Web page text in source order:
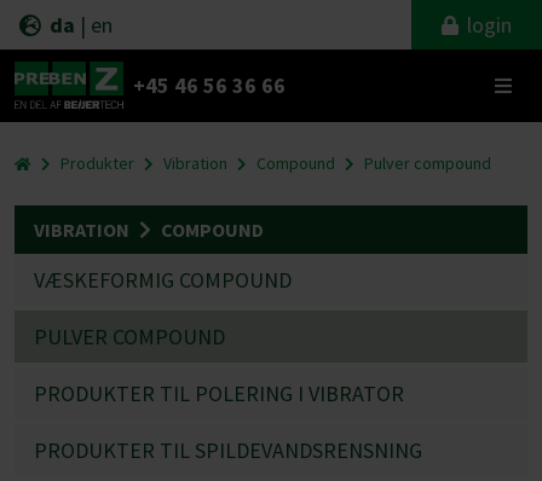
da | en login
+45 46 56 36 66
Produkter Vibration Compound Pulver compound
VIBRATION COMPOUND
VÆSKEFORMIG COMPOUND
PULVER COMPOUND
PRODUKTER TIL POLERING I VIBRATOR
PRODUKTER TIL SPILDEVANDSRENSNING